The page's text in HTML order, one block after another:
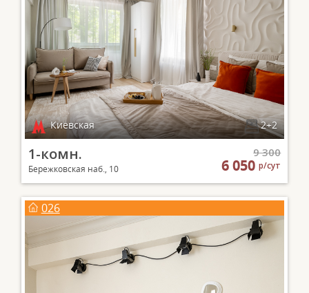
Киевская 2+2
1-комн.
Бережковская наб., 10
9 300
6 050р/сут
026